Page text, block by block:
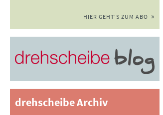
HIER GEHT'S ZUM ABO
drehscheibe Archiv